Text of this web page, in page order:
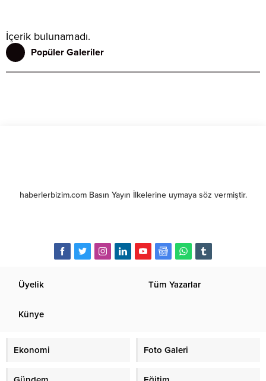
İçerik bulunamadı.
Popüler Galeriler
haberlerbizim.com Basın Yayın İlkelerine uymaya söz vermiştir.
Üyelik Tüm Yazarlar
Künye
Ekonomi Foto Galeri